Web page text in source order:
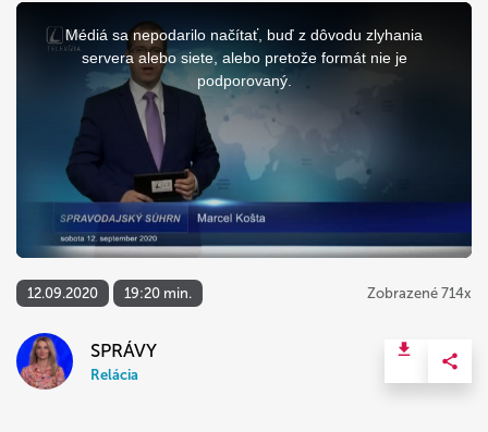
This
window.
Médiá sa nepodarilo načítať, buď z dôvodu zlyhania
servera alebo siete, alebo pretože formát nie je
podporovaný.
12.09.2020 19:20 min. Zobrazené 714x
SPRÁVY
Relácia